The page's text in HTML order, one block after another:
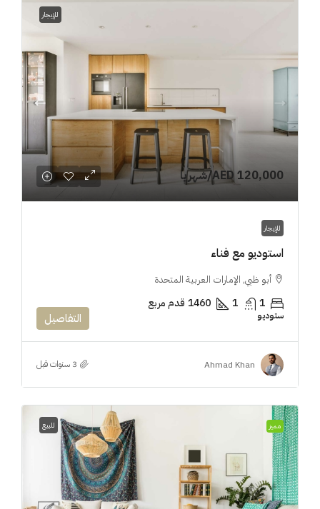
للإيجار
AED 120,000/شهريا
للإيجار
استوديو مع فناء
أبو ظبي, الإمارات العربية المتحدة
1
1
1460 قدم مربع
ستوديو التفاصيل
Ahmad Khan
مميز للبيع